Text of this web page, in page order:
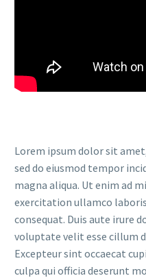
Lorem ipsum dolor sit
sed do eiusmod tempor
magna aliqua. Ut enim ad
exercitation ullamco
consequat. Duis aute irure
voluptate velit esse cillum
Excepteur sint occaecat
culpa qui officia deserunt